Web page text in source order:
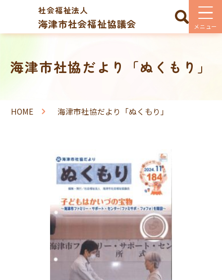
社会福祉法人
海津市社会福祉協議会
海津市社協だより「ぬくもり」
HOME 海津市社協だより「ぬくもり」